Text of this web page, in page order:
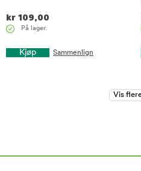
kr 109,00
På lager.
Kjøp Sammenlign